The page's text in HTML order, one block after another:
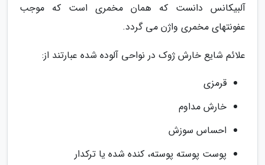
آلبیکانس دانست که همان مخمری است که موجب
عفونتهای مخمری واژن می گردد.
علائم شایع خارش ژوک در نواحی آلوده شده عبارتند از:
قرمزی
خارش مداوم
احساس سوزش
پوست پوسته پوسته، کنده شده یا ترکدار